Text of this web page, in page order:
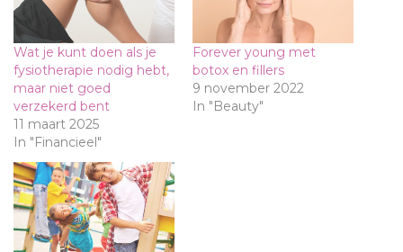
Wat je kunt doen als je
fysiotherapie nodig hebt,
maar niet goed
verzekerd bent
11 maart 2025
In "Financieel"
Forever young met
botox en fillers
9 november 2022
In "Beauty"